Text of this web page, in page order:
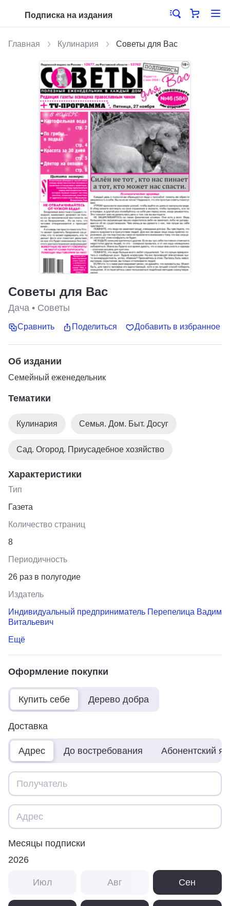
Подписка на издания
Главная Кулинария Советы для Вас
Советы для Вас
Дача • Советы
Сравнить Поделиться Добавить в избранное
Об издании
Cемейный еженедельник
Тематики
Кулинария Семья. Дом. Быт. Досуг
Сад. Огород. Приусадебное хозяйство
Характеристики
Тип
Газета
Количество страниц
8
Периодичность
26 раз в полугодие
Издатель
Индивидуальный предприниматель Перепелица Вадим
Витальевич
Ещё
Оформление покупки
Купить себе Дерево добра
Доставка
Адрес До востребования Абонентский
Месяцы подписки
2026
Июл Авг Сен